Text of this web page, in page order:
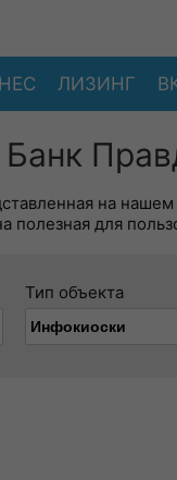
ЛИЗИНГ
на
для
Тип объекта